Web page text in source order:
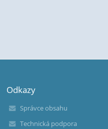
Odkazy
Správce obsahu
Technická podpora